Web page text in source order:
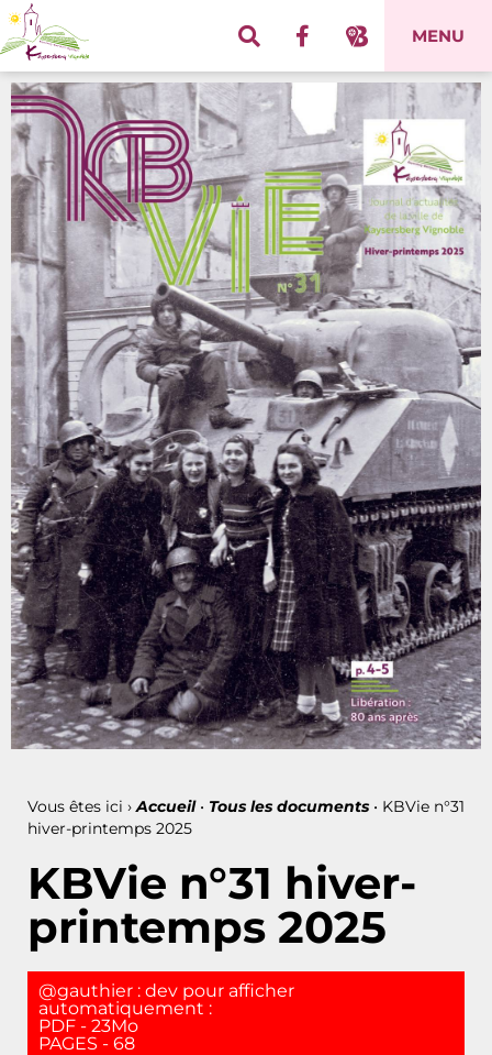
MENU
Vous êtes ici › Accueil• Tous les documents • KBVie n°31
hiver-printemps 2025
KBVie n°31 hiver-
printemps 2025
@gauthier : dev pour afficher
automatiquement :
PDF - 23Mo
PAGES - 68
Panneau de gestion des cookies